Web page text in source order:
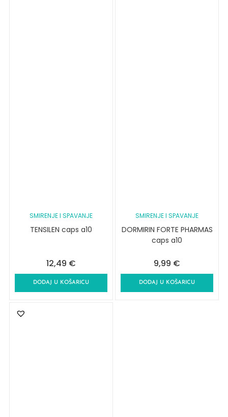
SMIRENJE I SPAVANJE
TENSILEN caps a10
12,49 €
DODAJ U KOŠARICU
SMIRENJE I SPAVANJE
DORMIRIN FORTE PHARMAS
caps a10
9,99 €
DODAJ U KOŠARICU